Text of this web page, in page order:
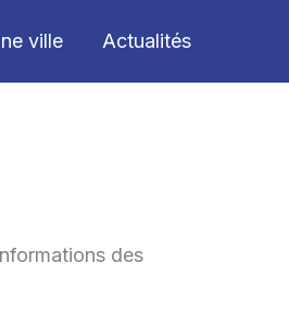
ville Actualités
des